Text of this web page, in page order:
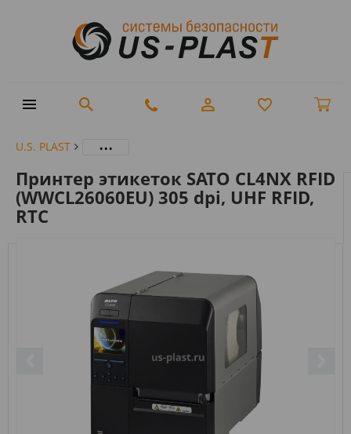
U.S. PLAST ...
Принтер этикеток SATO CL4NX RFID
(WWCL26060EU) 305 dpi, UHF RFID,
RTC